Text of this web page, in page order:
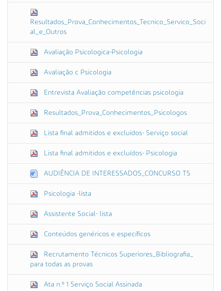
Resultados_Prova_Conhecimentos_Tecnico_Servico_Soci
al_e_Outros
Avaliação Psicologica-Psicologia
Avaliação c Psicologia
Entrevista Avaliação competências psicologia
Resultados_Prova_Conhecimentos_Psicologos
Lista final admitidos e excluídos- Serviço social
Lista final admitidos e excluídos- Psicologia
AUDIÊNCIA DE INTERESSADOS_CONCURSO TS
Psicologia -lista
Assistente Social- lista
Conteúdos genéricos e específicos
Recrutamento Técnicos Superiores_Bibliografia_
para todas as provas
Ata n.º 1 Serviço Social Assinada